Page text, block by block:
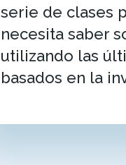
serie de clases
necesita saber
utilizando las
basados en la